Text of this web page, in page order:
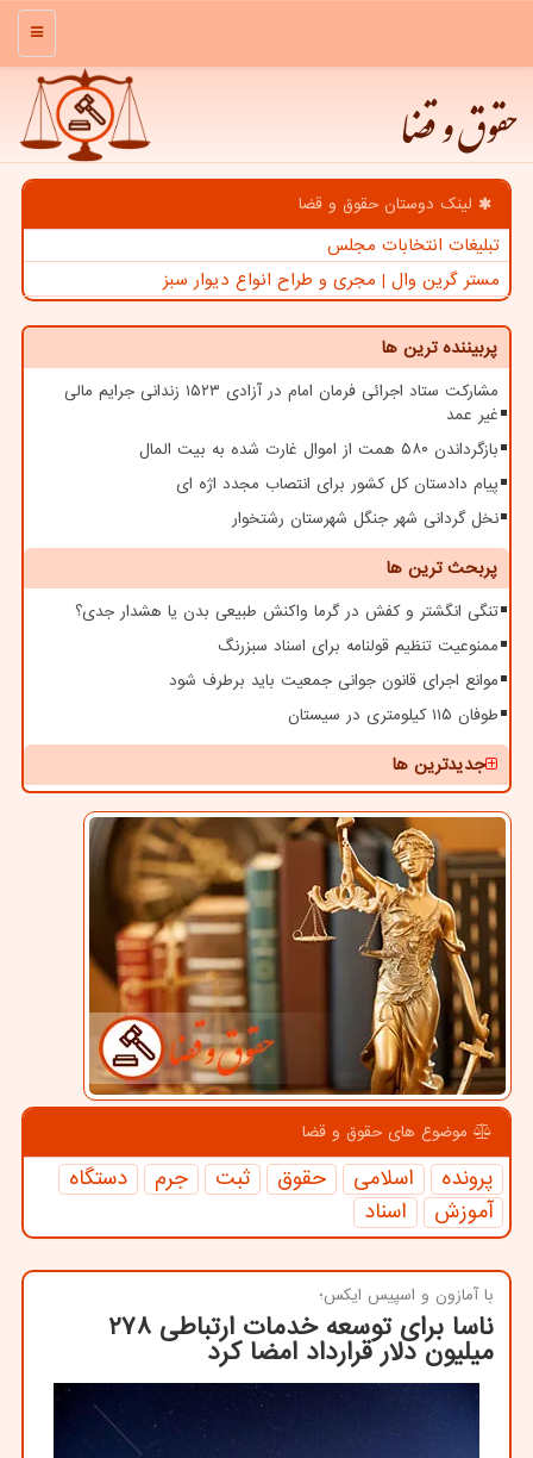
منو
حقوق و قضا
لینک دوستان حقوق و قضا
تبلیغات انتخابات مجلس
مستر گرین وال | مجری و طراح انواع دیوار سبز
پربیننده ترین ها
مشارکت ستاد اجرائی فرمان امام در آزادی ۱۵۲۳ زندانی جرایم مالی
غیر عمد
بازگرداندن ۵۸۰ همت از اموال غارت شده به بیت المال
پیام دادستان کل کشور برای انتصاب مجدد اژه ای
نخل گردانی شهر جنگل شهرستان رشتخوار
پربحث ترین ها
تنگی انگشتر و کفش در گرما واکنش طبیعی بدن یا هشدار جدی؟
ممنوعیت تنظیم قولنامه برای اسناد سبزرنگ
موانع اجرای قانون جوانی جمعیت باید برطرف شود
طوفان ۱۱۵ کیلومتری در سیستان
جدیدترین ها
موضوع های حقوق و قضا
پرونده اسلامی حقوق ثبت جرم
دستگاه
آموزش
اسناد
با آمازون و اسپیس ایكس؛
ناسا برای توسعه خدمات ارتباطی ۲۷۸
میلیون دلار قرارداد امضا کرد